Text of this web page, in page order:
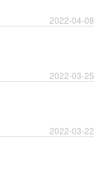
2022-04-08
2022-03-25
2022-03-22